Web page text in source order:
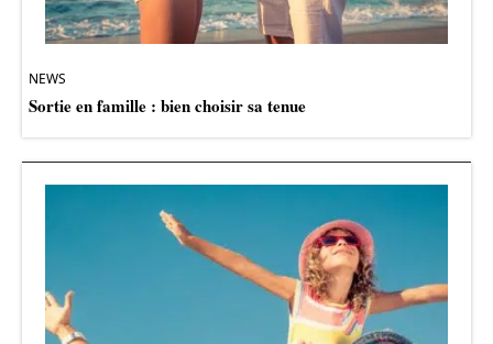
NEWS
Sortie en famille : bien choisir sa tenue